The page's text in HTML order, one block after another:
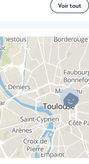
Voir tout